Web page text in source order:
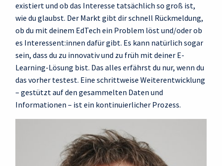
existiert und ob das Interesse tatsächlich so groß ist,
wie du glaubst. Der Markt gibt dir schnell Rückmeldung,
ob du mit deinem EdTech ein Problem löst und/oder ob
es Interessent:innen dafür gibt. Es kann natürlich sogar
sein, dass du zu innovativ und zu früh mit deiner E-
Learning-Lösung bist. Das alles erfährst du nur, wenn du
das vorher testest. Eine schrittweise Weiterentwicklung
– gestützt auf den gesammelten Daten und
Informationen – ist ein kontinuierlicher Prozess.